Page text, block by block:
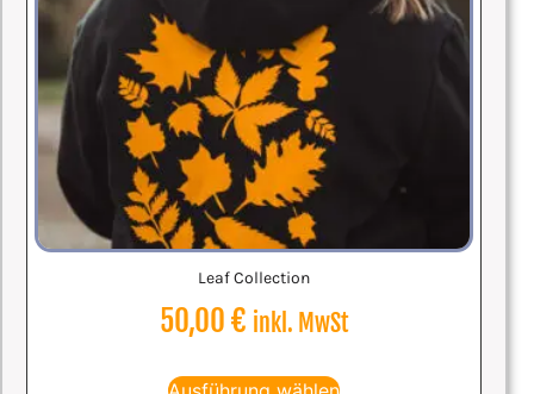
Leaf Collection
50,00€ inkl. MwSt